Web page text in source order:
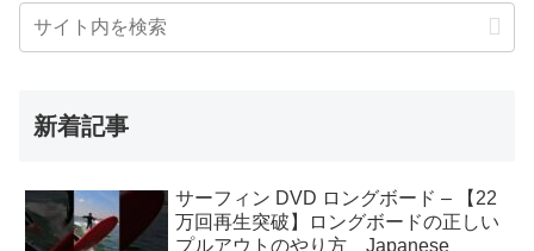
新着記事
サーフィン DVD ロングボード – 【22
万回再生突破】ロングボードの正しい
プルアウトのやり方 Japanese